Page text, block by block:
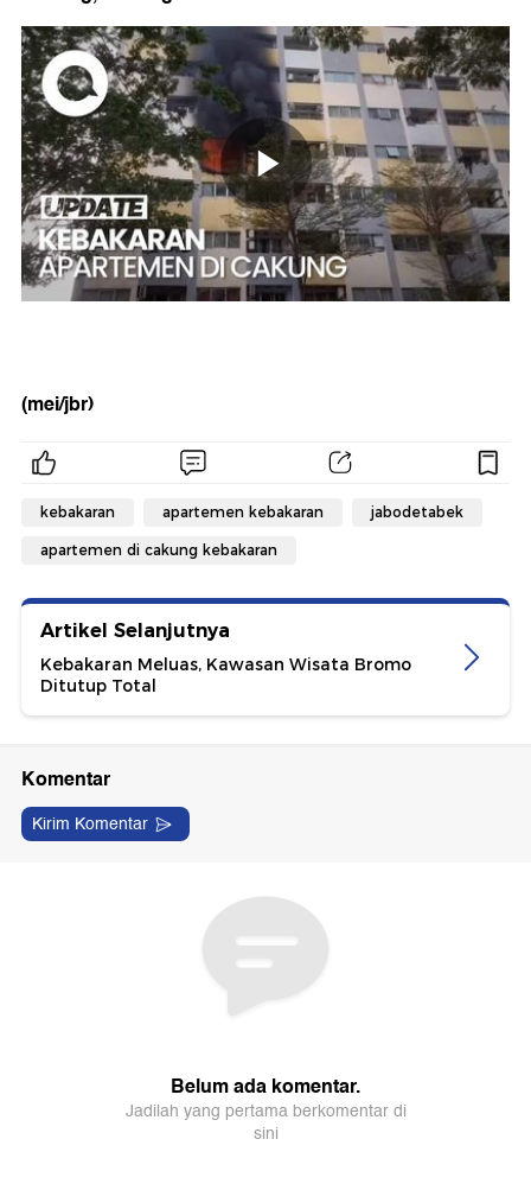
(mei/jbr)
kebakaran apartemen kebakaran jabodetabek
apartemen di cakung kebakaran
Artikel Selanjutnya
Kebakaran Meluas, Kawasan Wisata Bromo
Ditutup Total